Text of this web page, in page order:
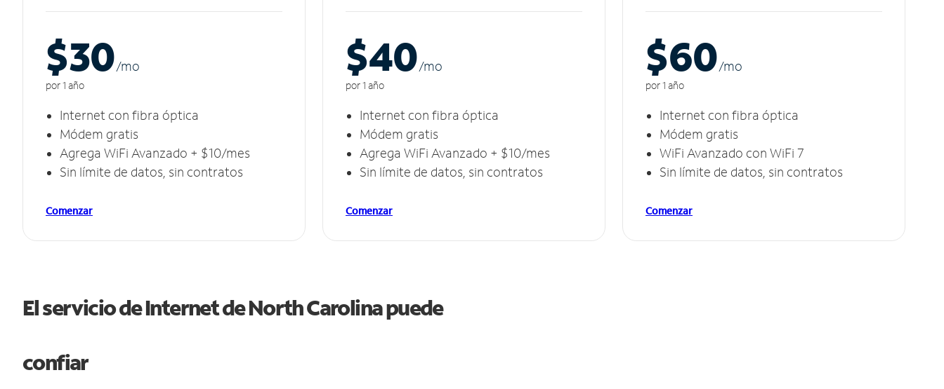
$30/mo
por 1 año
Internet con fibra óptica
Módem gratis
Agrega WiFi Avanzado + $10/mes
Sin límite de datos, sin contratos
Comenzar
$40/mo
por 1 año
Internet con fibra óptica
Módem gratis
Agrega WiFi Avanzado + $10/mes
Sin límite de datos, sin contratos
Comenzar
$60/mo
por 1 año
Internet con fibra óptica
Módem gratis
WiFi Avanzado con WiFi 7
Sin límite de datos, sin contratos
Comenzar
El servicio de Internet de North Carolina puede
confiar